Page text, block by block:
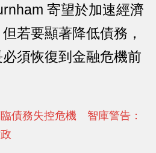
寄望於加速經濟
若要顯著降低債務，
須恢復到金融危機前
債務失控危機 智庫警告：